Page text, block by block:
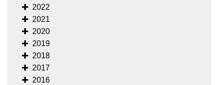
2022
2021
2020
2019
2018
2017
2016